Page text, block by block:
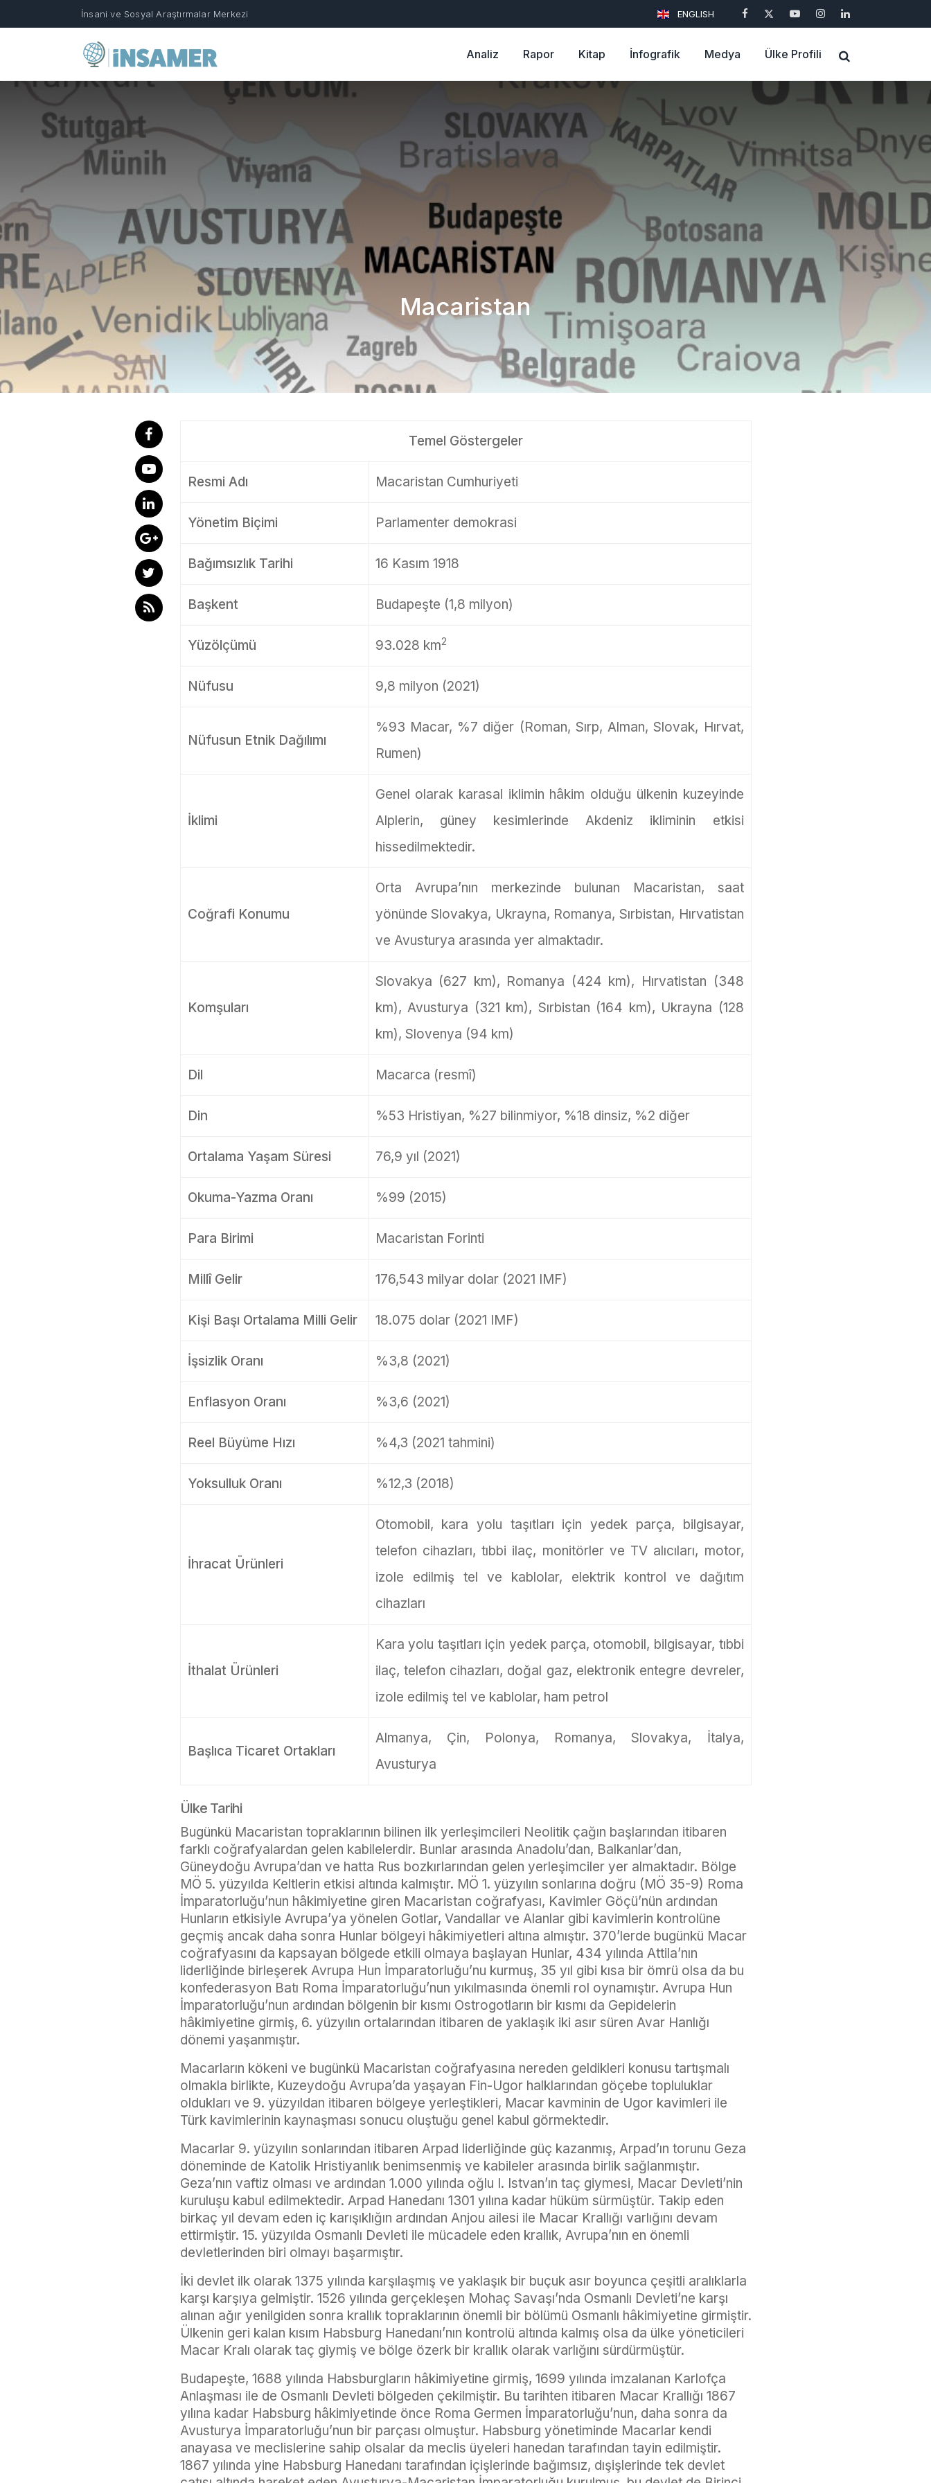
İnsani ve Sosyal Araştırmalar Merkezi ENGLISH
Analiz Rapor Kitap İnfografik Medya Ülke Profili
Macaristan
Temel Göstergeler
Resmi Adı Macaristan Cumhuriyeti
Yönetim Biçimi Parlamenter demokrasi
Bağımsızlık Tarihi 16 Kasım 1918
Başkent Budapeşte (1,8 milyon)
Yüzölçümü 93.028 km2
Nüfusu 9,8 milyon (2021)
Nüfusun Etnik Dağılımı
%93 Macar, %7 diğer (Roman, Sırp, Alman, Slovak, Hırvat,
Rumen)
İklimi
Genel olarak karasal iklimin hâkim olduğu ülkenin kuzeyinde
Alplerin, güney kesimlerinde Akdeniz ikliminin etkisi
hissedilmektedir.
Coğrafi Konumu
Orta Avrupa’nın merkezinde bulunan Macaristan, saat
yönünde Slovakya, Ukrayna, Romanya, Sırbistan, Hırvatistan
ve Avusturya arasında yer almaktadır.
Komşuları
Slovakya (627 km), Romanya (424 km), Hırvatistan (348
km), Avusturya (321 km), Sırbistan (164 km), Ukrayna (128
km), Slovenya (94 km)
Dil Macarca (resmî)
Din %53 Hristiyan, %27 bilinmiyor, %18 dinsiz, %2 diğer
Ortalama Yaşam Süresi 76,9 yıl (2021)
Okuma-Yazma Oranı %99 (2015)
Para Birimi Macaristan Forinti
Millî Gelir 176,543 milyar dolar (2021 IMF)
Kişi Başı Ortalama Milli Gelir 18.075 dolar (2021 IMF)
İşsizlik Oranı %3,8 (2021)
Enflasyon Oranı %3,6 (2021)
Reel Büyüme Hızı %4,3 (2021 tahmini)
Yoksulluk Oranı %12,3 (2018)
İhracat Ürünleri
Otomobil, kara yolu taşıtları için yedek parça, bilgisayar,
telefon cihazları, tıbbi ilaç, monitörler ve TV alıcıları, motor,
izole edilmiş tel ve kablolar, elektrik kontrol ve dağıtım
cihazları
İthalat Ürünleri
Kara yolu taşıtları için yedek parça, otomobil, bilgisayar, tıbbi
ilaç, telefon cihazları, doğal gaz, elektronik entegre devreler,
izole edilmiş tel ve kablolar, ham petrol
Başlıca Ticaret Ortakları
Almanya, Çin, Polonya, Romanya, Slovakya, İtalya,
Avusturya
Ülke Tarihi
Bugünkü Macaristan topraklarının bilinen ilk yerleşimcileri Neolitik çağın başlarından itibaren
farklı coğrafyalardan gelen kabilelerdir. Bunlar arasında Anadolu’dan, Balkanlar’dan,
Güneydoğu Avrupa’dan ve hatta Rus bozkırlarından gelen yerleşimciler yer almaktadır. Bölge
MÖ 5. yüzyılda Keltlerin etkisi altında kalmıştır. MÖ 1. yüzyılın sonlarına doğru (MÖ 35-9) Roma
İmparatorluğu’nun hâkimiyetine giren Macaristan coğrafyası, Kavimler Göçü’nün ardından
Hunların etkisiyle Avrupa’ya yönelen Gotlar, Vandallar ve Alanlar gibi kavimlerin kontrolüne
geçmiş ancak daha sonra Hunlar bölgeyi hâkimiyetleri altına almıştır. 370’lerde bugünkü Macar
coğrafyasını da kapsayan bölgede etkili olmaya başlayan Hunlar, 434 yılında Attila’nın
liderliğinde birleşerek Avrupa Hun İmparatorluğu’nu kurmuş, 35 yıl gibi kısa bir ömrü olsa da bu
konfederasyon Batı Roma İmparatorluğu’nun yıkılmasında önemli rol oynamıştır. Avrupa Hun
İmparatorluğu’nun ardından bölgenin bir kısmı Ostrogotların bir kısmı da Gepidelerin
hâkimiyetine girmiş, 6. yüzyılın ortalarından itibaren de yaklaşık iki asır süren Avar Hanlığı
dönemi yaşanmıştır.
Macarların kökeni ve bugünkü Macaristan coğrafyasına nereden geldikleri konusu tartışmalı
olmakla birlikte, Kuzeydoğu Avrupa’da yaşayan Fin-Ugor halklarından göçebe topluluklar
oldukları ve 9. yüzyıldan itibaren bölgeye yerleştikleri, Macar kavminin de Ugor kavimleri ile
Türk kavimlerinin kaynaşması sonucu oluştuğu genel kabul görmektedir.
Macarlar 9. yüzyılın sonlarından itibaren Arpad liderliğinde güç kazanmış, Arpad’ın torunu Geza
döneminde de Katolik Hristiyanlık benimsenmiş ve kabileler arasında birlik sağlanmıştır.
Geza’nın vaftiz olması ve ardından 1.000 yılında oğlu I. Istvan’ın taç giymesi, Macar Devleti’nin
kuruluşu kabul edilmektedir. Arpad Hanedanı 1301 yılına kadar hüküm sürmüştür. Takip eden
birkaç yıl devam eden iç karışıklığın ardından Anjou ailesi ile Macar Krallığı varlığını devam
ettirmiştir. 15. yüzyılda Osmanlı Devleti ile mücadele eden krallık, Avrupa’nın en önemli
devletlerinden biri olmayı başarmıştır.
İki devlet ilk olarak 1375 yılında karşılaşmış ve yaklaşık bir buçuk asır boyunca çeşitli aralıklarla
karşı karşıya gelmiştir. 1526 yılında gerçekleşen Mohaç Savaşı’nda Osmanlı Devleti’ne karşı
alınan ağır yenilgiden sonra krallık topraklarının önemli bir bölümü Osmanlı hâkimiyetine girmiştir.
Ülkenin geri kalan kısım Habsburg Hanedanı’nın kontrolü altında kalmış olsa da ülke yöneticileri
Macar Kralı olarak taç giymiş ve bölge özerk bir krallık olarak varlığını sürdürmüştür.
Budapeşte, 1688 yılında Habsburgların hâkimiyetine girmiş, 1699 yılında imzalanan Karlofça
Anlaşması ile de Osmanlı Devleti bölgeden çekilmiştir. Bu tarihten itibaren Macar Krallığı 1867
yılına kadar Habsburg hâkimiyetinde önce Roma Germen İmparatorluğu’nun, daha sonra da
Avusturya İmparatorluğu’nun bir parçası olmuştur. Habsburg yönetiminde Macarlar kendi
anayasa ve meclislerine sahip olsalar da meclis üyeleri hanedan tarafından tayin edilmiştir.
1867 yılında yine Habsburg Hanedanı tarafından içişlerinde bağımsız, dışişlerinde tek devlet